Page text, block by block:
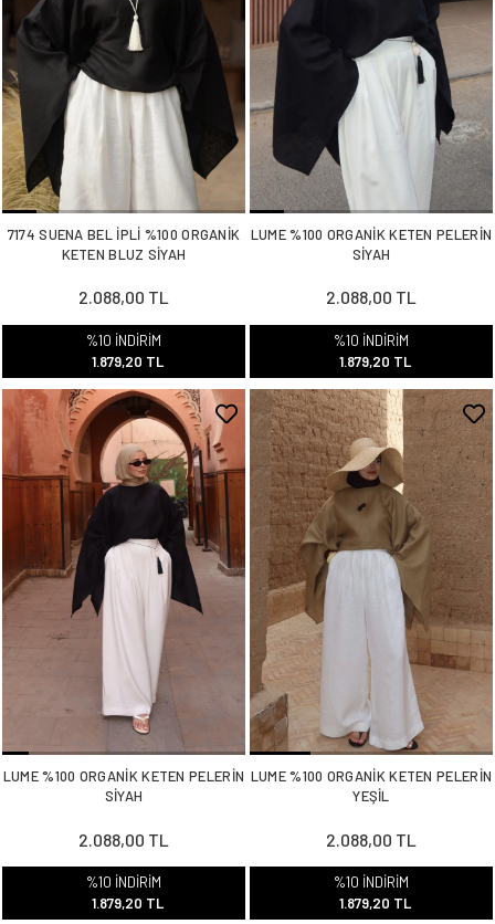
7174 SUENA BEL İPLİ %100 ORGANİK
KETEN BLUZ SİYAH
2.088,00 TL
%10 İNDİRİM
1.879,20 TL
LUME %100 ORGANİK KETEN PELERİN
SİYAH
2.088,00 TL
%10 İNDİRİM
1.879,20 TL
LUME %100 ORGANİK KETEN PELERİN
SİYAH
2.088,00 TL
%10 İNDİRİM
1.879,20 TL
LUME %100 ORGANİK KETEN PELERİN
YEŞİL
2.088,00 TL
%10 İNDİRİM
1.879,20 TL